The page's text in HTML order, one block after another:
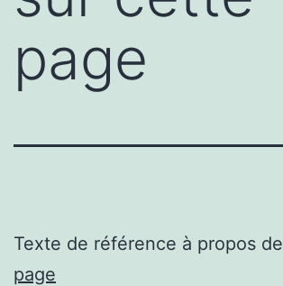
page
Texte de référence à propos de
page